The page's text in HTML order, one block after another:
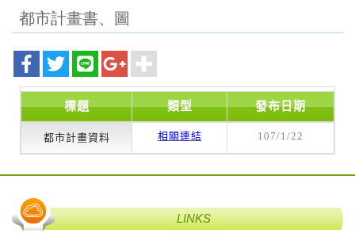
都市計畫書、圖
標題 類型 發布日期
都市計畫資料 相關連結 107/1/22
LINKS